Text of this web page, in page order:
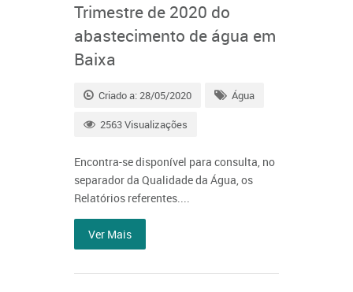
Trimestre de 2020 do
abastecimento de água em
Baixa
Criado a: 28/05/2020 Água
2563 Visualizações
Encontra-se disponível para consulta, no
separador da Qualidade da Água, os
Relatórios referentes....
Ver Mais